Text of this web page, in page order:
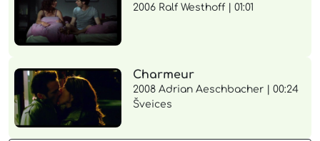
2006 Ralf Westhoff | 01:01
Charmeur
2008 Adrian Aeschbacher | 00:24
Šveices